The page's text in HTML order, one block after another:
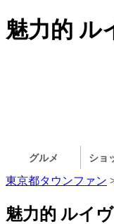
魅力的 ル
グルメ ショ
東京都タウンファン
魅力的 ルイ